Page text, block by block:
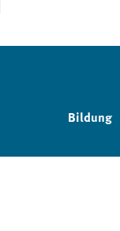
Bildung